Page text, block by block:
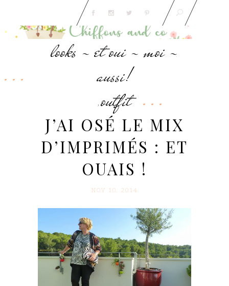
looks - et oui - moi -
aussi!
, outfit
J’AI OSÉ LE MIX
D’IMPRIMÉS : ET
OUAIS !
NOV 10. 2014